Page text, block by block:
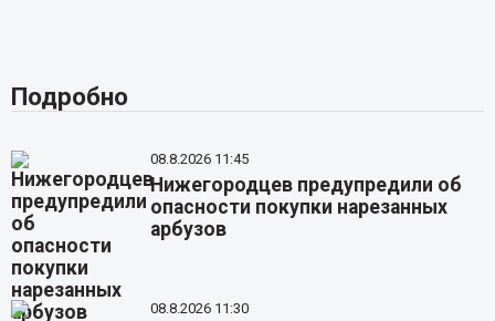
Подробно
08.8.2026 11:45
Нижегородцев предупредили об
опасности покупки нарезанных
арбузов
08.8.2026 11:30